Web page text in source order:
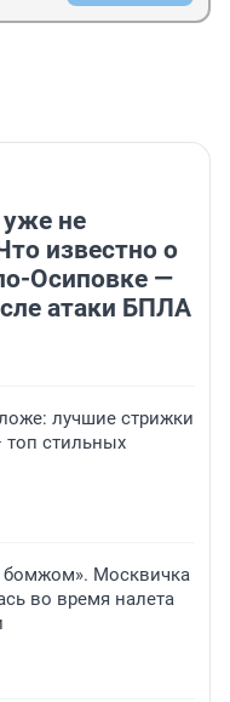
не
известно о
Осиповке —
атаки БПЛА
лучшие стрижки
стильных
бомжом». Москвичка
во время налета